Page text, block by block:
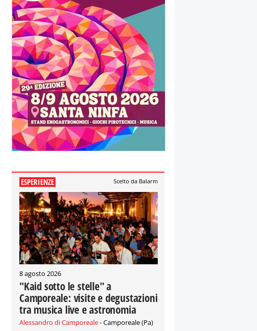
ESPERIENZE Scelto da Balarm
8 agosto 2026
"Kaid sotto le stelle" a
Camporeale: visite e degustazioni
tra musica live e astronomia
Alessandro di Camporeale- Camporeale (Pa)